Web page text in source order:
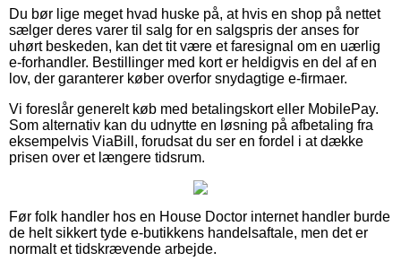
Du bør lige meget hvad huske på, at hvis en shop på nettet
sælger deres varer til salg for en salgspris der anses for
uhørt beskeden, kan det tit være et faresignal om en uærlig
e-forhandler. Bestillinger med kort er heldigvis en del af en
lov, der garanterer køber overfor snydagtige e-firmaer.
Vi foreslår generelt køb med betalingskort eller MobilePay.
Som alternativ kan du udnytte en løsning på afbetaling fra
eksempelvis ViaBill, forudsat du ser en fordel i at dække
prisen over et længere tidsrum.
Før folk handler hos en House Doctor internet handler burde
de helt sikkert tyde e-butikkens handelsaftale, men det er
normalt et tidskrævende arbejde.